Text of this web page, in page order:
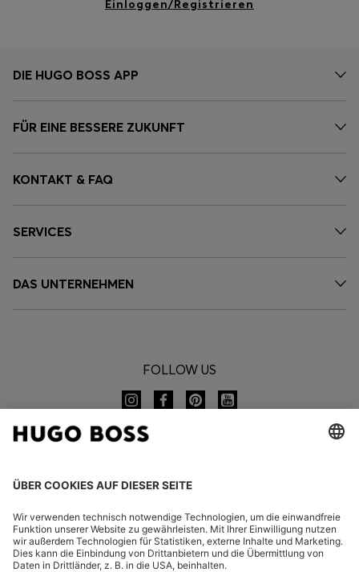
Einloggen/Registrieren
DIE HUGO BOSS APP
FÜR EINE BESSERE ZUKUNFT
KONTAKT & FAQ
SERVICES
DAS UNTERNEHMEN
FOLLOW US
CHANGE COUNTRY: